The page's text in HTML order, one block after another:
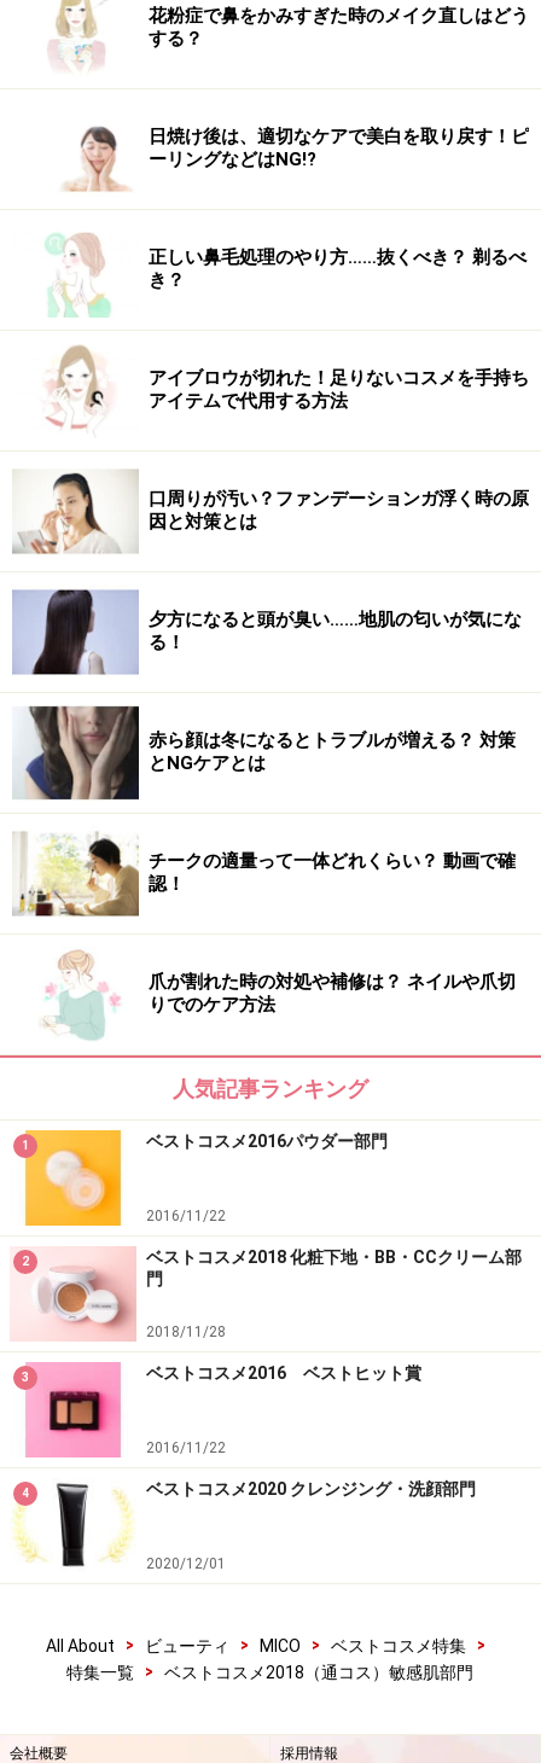
リアコンプレックスCL」で、ストレスケアまで対応。み
ずみずしい感触と、長時間続く潤い感で肌をやさしく満
【私がオススメします！】All About スキンケアガイ
夏目 円さん
夏目 円さん
たっぷりめにとり、肌に押し込むようにやさしくなじま
せます。肌に透明感と明るさが生まれ、同時に、肌のコ
ンディションも整いますね。肌が過敏なときでも安心し
て使えます。
【本当に売れています！】ディセンシア PR 角田日向子
さん
角田日向子さん
18年上期ベストコスメで５冠を達成しました。このロー
ションは、芯から潤いで満たし、美容成分や保湿成分を
抱えこんだ保湿膜を採用することで潤いの続く肌へと導
きます。
【DATA】
サエル ホワイトニング ローション コンセントレート
（医薬部外品）125ml 5000円（税抜）／
第３位 Koh Gen Do オリエンタルプラン
ツ 五能エッセンス
Koh Gen Do オリエンタルプランツ 五能エッセンス
を引き出す！
花粉症で鼻をかみすぎた時のメイク直しはどう
する？
日焼け後は、適切なケアで美白を取り戻す！ピ
ーリングなどはNG!?
正しい鼻毛処理のやり方……抜くべき？ 剃るべ
き？
アイブロウが切れた！足りないコスメを手持ち
アイテムで代用する方法
口周りが汚い？ファンデーションガ浮く時の原
因と対策とは
夕方になると頭が臭い……地肌の匂いが気にな
る！
赤ら顔は冬になるとトラブルが増える？ 対策
とNGケアとは
チークの適量って一体どれくらい？ 動画で確
認！
爪が割れた時の対処や補修は？ ネイルや爪切
りでのケア方法
人気記事ランキング
1 ベストコスメ2016パウダー部門
2016/11/22
2
ベストコスメ2018 化粧下地・BB・CCクリーム部
門
2018/11/28
3 ベストコスメ2016 ベストヒット賞
2016/11/22
4 ベストコスメ2020 クレンジング・洗顔部門
2020/12/01
All About > ビューティ > MICO > ベストコスメ特集
>
特集一覧
> ベストコスメ2018（通コス）敏感肌部門
会社概要 採用情報